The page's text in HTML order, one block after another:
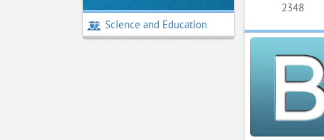
Science and Education
2348